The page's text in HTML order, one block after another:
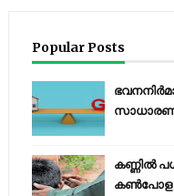
Popular Posts
കണ്ണിൽ
കൺപോള